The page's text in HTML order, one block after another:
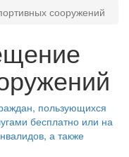
сооружений
пользующихся
бесплатно или на
а также